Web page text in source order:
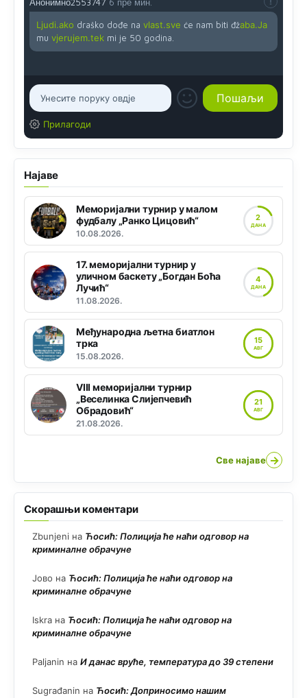
Анонимно2553747 6 пре мин.
Ljudi.ako draško dođe na vlast.sve će nam biti đžaba.Ja
mu vjerujem.tekmi je 50 godina.
Прилагоди
Најаве
Меморијални турнир у малом
фудбалу „Ранко Цицовић“
10.08.2026.
2
ДАНА
17. меморијални турнир у
уличном баскету „Богдан Боћа
Лучић“
11.08.2026.
4
ДАНА
Међународна љетна биатлон
трка
15.08.2026.
15
АВГ
VIII меморијални турнир
„Веселинка Слијепчевић
Обрадовић“
21.08.2026.
21
АВГ
Све најаве →
Скорашњи коментари
Zbunjeni на Ћосић: Полиција ће наћи одговор на
криминалне обрачуне
Јово на Ћосић: Полиција ће наћи одговор на
криминалне обрачуне
Iskra на Ћосић: Полиција ће наћи одговор на
криминалне обрачуне
Paljanin на И данас вруће, температура до 39 степени
Sugrađanin на Ћосић: Доприносимо нашим